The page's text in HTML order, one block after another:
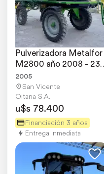
Pulverizadora Metalfor
M2800 año 2008 - 23
Mts - San Vicente
2005
San Vicente
Oitana S.A.
u$s 78.400
Financiación 3 años
Entrega Inmediata